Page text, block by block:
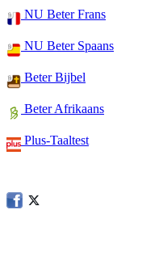
NU Beter Frans
NU Beter Spaans
Beter Bijbel
Beter Afrikaans
Plus-Taaltest